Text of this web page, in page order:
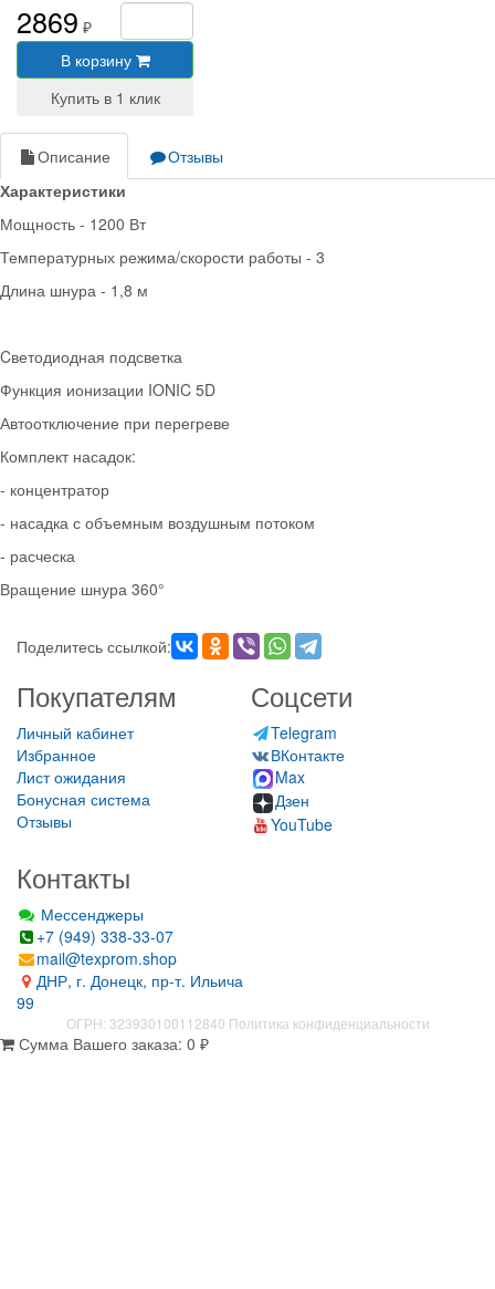
2869 ₽
В корзину
Описание
Отзывы
Характеристики
Мощность - 1200 Вт
Температурных режима/скорости работы - 3
Длина шнура - 1,8 м
Cветодиодная подсветка
Функция ионизации IONIC 5D
Автоотключение при перегреве
Комплект насадок:
- концентратор
- насадка с объемным воздушным потоком
- расческа
Вращение шнура 360°
Поделитесь ссылкой:
Покупателям
Личный кабинет
Избранное
Лист ожидания
Бонусная система
Отзывы
Соцсети
Telegram
ВКонтакте
Max
Дзен
YouTube
Контакты
Мессенджеры
+7 (949) 338-33-07
mail@texprom.shop
ДНР, г. Донецк, пр-т. Ильича
99
ОГРН: 323930100112840 Политика конфиденциальности
Сумма Вашего заказа: 0 ₽